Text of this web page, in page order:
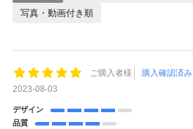
写真・動画付き順
ご購入者様
購入確認済み
2023-08-03
デザイン
品質